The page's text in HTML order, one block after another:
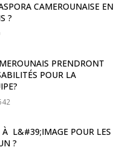
CAMEROUNAISE EN
?
PRENDRONT
POUR LA
À L&#39;IMAGE POUR LES
?